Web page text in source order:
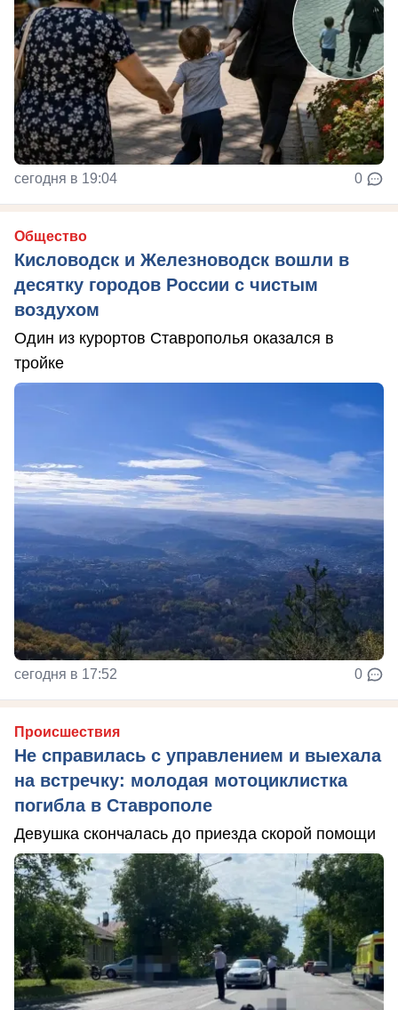
сегодня в 19:04 0
Общество
Кисловодск и Железноводск вошли в
десятку городов России с чистым
воздухом
Один из курортов Ставрополья оказался в
тройке
сегодня в 17:52 0
Происшествия
Не справилась с управлением и выехала
на встречку: молодая мотоциклистка
погибла в Ставрополе
Девушка скончалась до приезда скорой помощи